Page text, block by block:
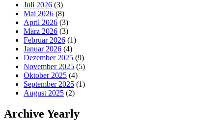
Juli 2026 (3)
Mai 2026 (8)
April 2026 (3)
März 2026 (3)
Februar 2026 (1)
Januar 2026 (4)
Dezember 2025 (9)
November 2025 (5)
Oktober 2025 (4)
September 2025 (1)
August 2025 (2)
Archive Yearly